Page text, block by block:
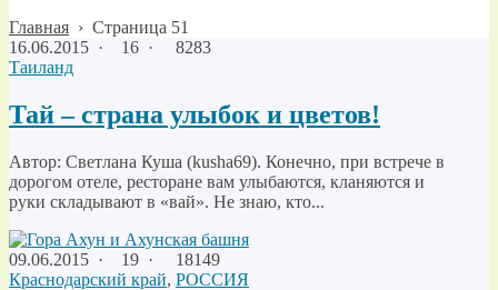
Главная › Страница 51
16.06.2015 · 16 ·
8283
Таиланд
Тай – страна улыбок и цветов!
Автор: Светлана Куша (kusha69). Конечно, при встрече в
дорогом отеле, ресторане вам улыбаются, кланяются и
руки складывают в «вай». Не знаю, кто...
09.06.2015 · 19 ·
18149
Краснодарский край, РОССИЯ